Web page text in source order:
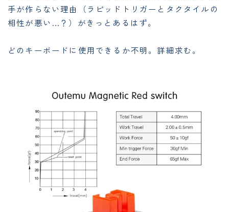
手が作らない理由（ラピッドトリガーとタクタイルの
相性が悪い…？）がきっとあるはず。
どのキーボードに使用できるか不明。詳細求む。